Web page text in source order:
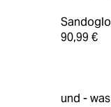
90,99 €
und -